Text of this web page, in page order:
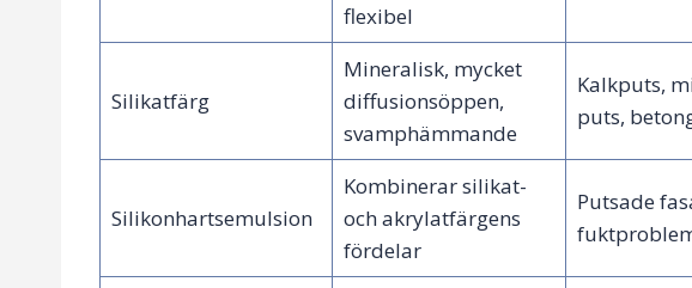
flexibel
Silikatfärg
Mineralisk, mycket
diffusionsöppen,
svamphämmande
Kalkputs,
puts,
Silikonhartsemulsion
Kombinerar silikat-
och akrylatfärgens
fördelar
Putsade